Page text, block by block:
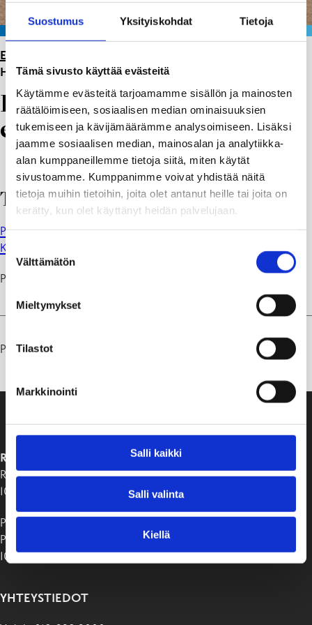
Suostumus Yksityiskohdat Tietoja
Tämä sivusto käyttää evästeitä
Käytämme evästeitä tarjoamamme sisällön ja mainosten
räätälöimiseen, sosiaalisen median ominaisuuksien
tukemiseen ja kävijämäärämme analysoimiseen. Lisäksi
jaamme sosiaalisen median, mainosalan ja analytiikka-
alan kumppaneillemme tietoja siitä, miten käytät
sivustoamme. Kumppanimme voivat yhdistää näitä
tietoja muihin tietoihin, joita olet antanut heille tai joita on
kerätty, kun olet käyttänyt heidän palvelujaan.
Suostumuksen
valinta
Välttämätön
Mieltymykset
Tilastot
Markkinointi
Salli kaikki
Salli valinta
Kiellä
ETUSIVU
HARAKAT (3–5-VUOTIAAT, ESIKOULU)
Harakat (3–5-vuotiaat,
esikoulu)
Tervetuloa Harakoille!
Peda.net
Kirjaudu wilmaan
Puh. 019 289 2665
Päivitetty 13.01.25
RAASEPORIN KAUPUNKI
Raaseporintie 37
10650 Tammisaari
Postiosoite:
PB 58
10611 Raasepori
YHTEYSTIEDOT